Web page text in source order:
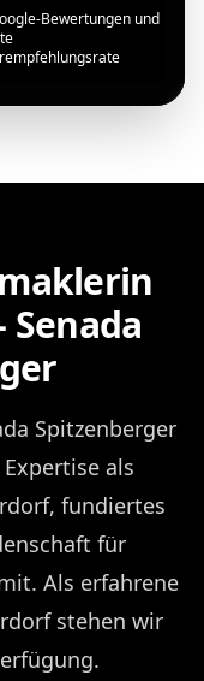
Bewertungen und
Spitzenberger
als
fundiertes
für
Als erfahrene
stehen wir